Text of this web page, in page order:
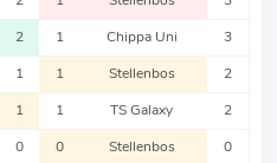
2 1 Chippa Uni 3
1 1 Stellenbos 2
1 1 TS Galaxy 2
0 0 Stellenbos 0